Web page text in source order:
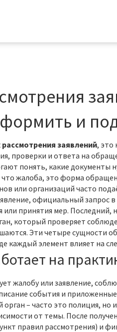
и
рассмотрения заявлений, это
проверки и ответа на
понять, какие документы
жалоба, это форма
или организаций часто
, официальный запрос
или принятия мер. Последний,
который проверяет
. Эти четыре сущности
каждый элемент влияет на
на
жалобу или заявление,
события и
орган – часто это полиция, но
от темы. После
правил рассмотрения) и